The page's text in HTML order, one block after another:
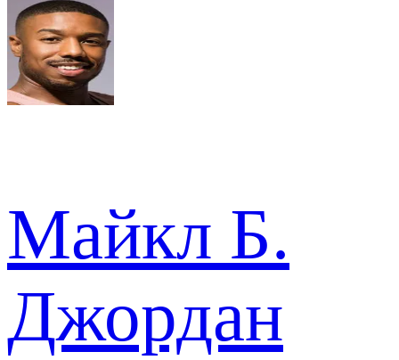
Майкл Б.
Джордан